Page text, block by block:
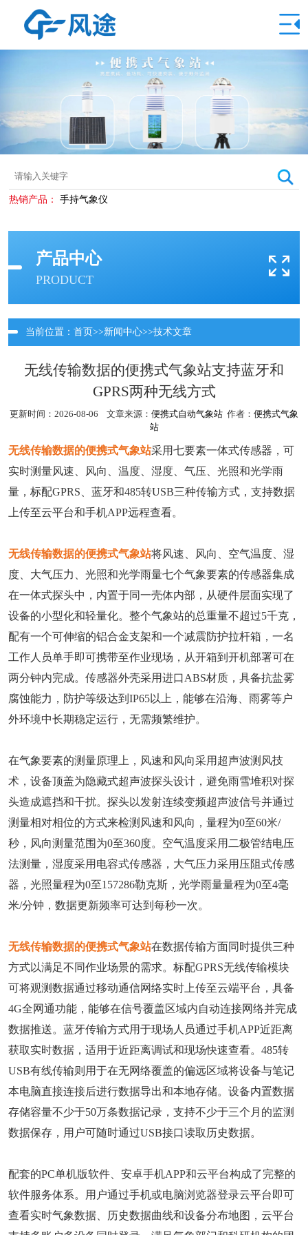
热销产品：手持气象仪
产品中心
PRODUCT
当前位置： 首页>>新闻中心>>技术文章
无线传输数据的便携式气象站支持蓝牙和
GPRS两种无线方式
更新时间：2026-08-06 文章来源： 便携式自动气象站 作者： 便携式气象
站
无线传输数据的便携式气象站采用七要素一体式传感器，可
实时测量风速、风向、温度、湿度、气压、光照和光学雨
量，标配GPRS、蓝牙和485转USB三种传输方式，支持数据
上传至云平台和手机APP远程查看。
无线传输数据的便携式气象站将风速、风向、空气温度、湿
度、大气压力、光照和光学雨量七个气象要素的传感器集成
在一体式探头中，内置于同一壳体内部，从硬件层面实现了
设备的小型化和轻量化。整个气象站的总重量不超过5千克，
配有一个可伸缩的铝合金支架和一个减震防护拉杆箱，一名
工作人员单手即可携带至作业现场，从开箱到开机部署可在
两分钟内完成。传感器外壳采用进口ABS材质，具备抗盐雾
腐蚀能力，防护等级达到IP65以上，能够在沿海、雨雾等户
外环境中长期稳定运行，无需频繁维护。
在气象要素的测量原理上，风速和风向采用超声波测风技
术，设备顶盖为隐藏式超声波探头设计，避免雨雪堆积对探
头造成遮挡和干扰。探头以发射连续变频超声波信号并通过
测量相对相位的方式来检测风速和风向，量程为0至60米/
秒，风向测量范围为0至360度。空气温度采用二极管结电压
法测量，湿度采用电容式传感器，大气压力采用压阻式传感
器，光照量程为0至157286勒克斯，光学雨量量程为0至4毫
米/分钟，数据更新频率可达到每秒一次。
无线传输数据的便携式气象站在数据传输方面同时提供三种
方式以满足不同作业场景的需求。标配GPRS无线传输模块
可将观测数据通过移动通信网络实时上传至云端平台，具备
4G全网通功能，能够在信号覆盖区域内自动连接网络并完成
数据推送。蓝牙传输方式用于现场人员通过手机APP近距离
获取实时数据，适用于近距离调试和现场快速查看。485转
USB有线传输则用于在无网络覆盖的偏远区域将设备与笔记
本电脑直接连接后进行数据导出和本地存储。设备内置数据
存储容量不少于50万条数据记录，支持不少于三个月的监测
数据保存，用户可随时通过USB接口读取历史数据。
配套的PC单机版软件、安卓手机APP和云平台构成了完整的
软件服务体系。用户通过手机或电脑浏览器登录云平台即可
查看实时气象数据、历史数据曲线和设备分布地图，云平台